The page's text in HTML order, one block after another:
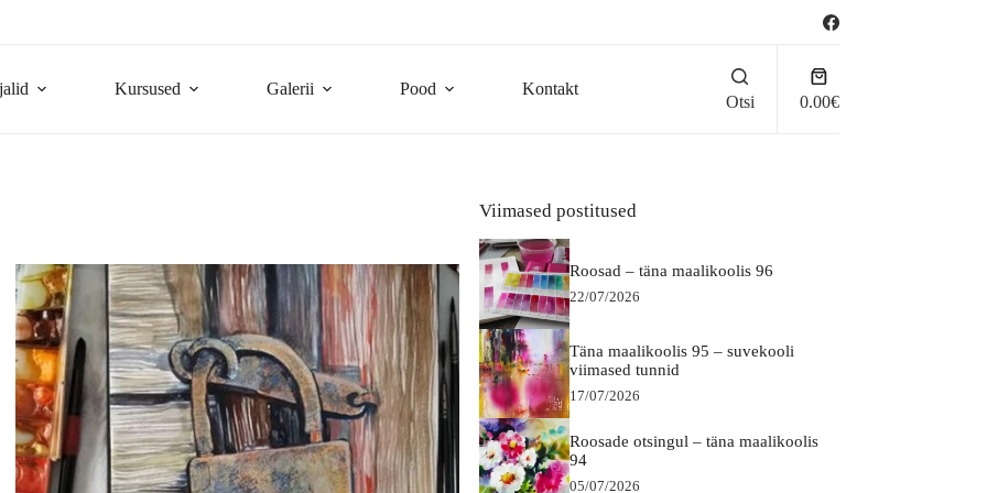
Kursused Galerii Pood Kontakt
Otsi
Ostukorv
0.00€
Viimased postitused
Roosad – täna maalikoolis 96
22/07/2026
Täna maalikoolis 95 – suvekooli
viimased tunnid
17/07/2026
Roosade otsingul – täna maalikoolis
94
05/07/2026